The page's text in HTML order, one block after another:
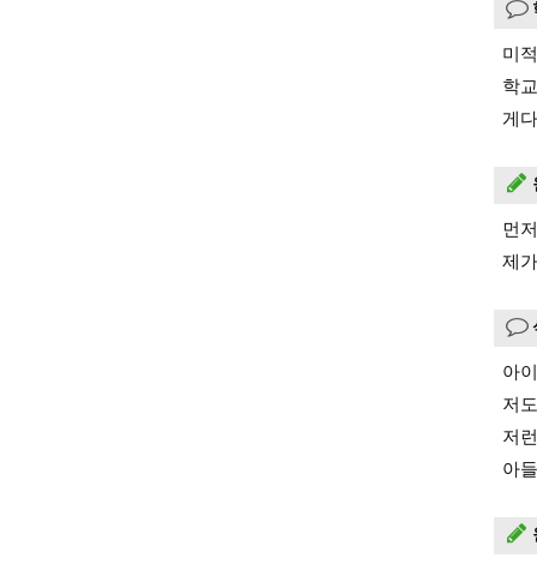
미
학
게
먼
제
아
저
저
아